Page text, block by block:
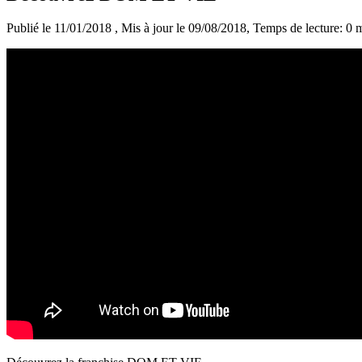
Publié le 11/01/2018 , Mis à jour le 09/08/2018, Temps de lecture: 0